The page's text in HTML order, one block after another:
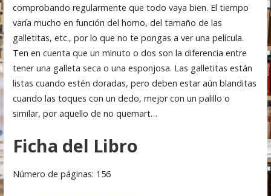
comprobando regularmente que todo vaya bien. El tiempo
varía mucho en función del horno, del tamaño de las
galletitas, etc., por lo que no te pongas a ver una película.
Ten en cuenta que un minuto o dos son la diferencia entre
tener una galleta seca o una esponjosa. Las galletitas están
listas cuando estén doradas, pero deben estar aún blanditas
cuando las toques con un dedo, mejor con un palillo o
similar, por aquello de no quemart…
Ficha del Libro
Número de páginas: 156